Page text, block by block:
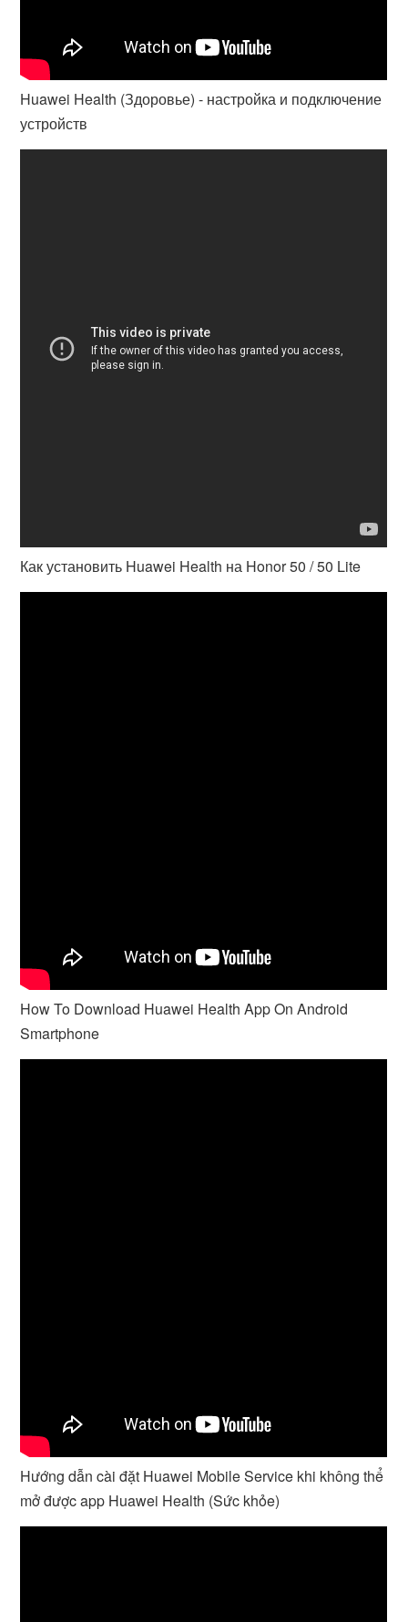
Huawei Health (Здоровье) - настройка и подключение
устройств
Как установить Huawei Health на Honor 50 / 50 Lite
How To Download Huawei Health App On Android
Smartphone
Hướng dẫn cài đặt Huawei Mobile Service khi không thể
mở được app Huawei Health (Sức khỏe)